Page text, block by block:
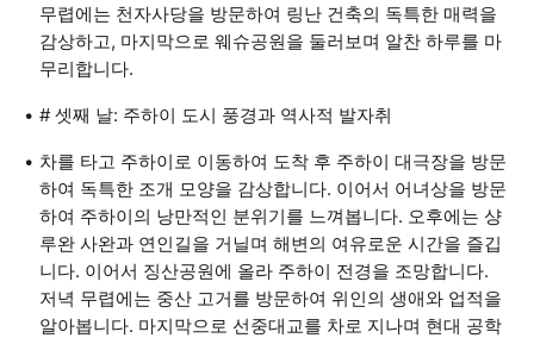
무렵에는 천자사당을 방문하여 링난 건축의 독특한 매력을
감상하고, 마지막으로 웨슈공원을 둘러보며 알찬 하루를 마
무리합니다.
# 셋째 날: 주하이 도시 풍경과 역사적 발자취
차를 타고 주하이로 이동하여 도착 후 주하이 대극장을 방문
하여 독특한 조개 모양을 감상합니다. 이어서 어녀상을 방문
하여 주하이의 낭만적인 분위기를 느껴봅니다. 오후에는 샹
루완 사완과 연인길을 거닐며 해변의 여유로운 시간을 즐깁
니다. 이어서 징산공원에 올라 주하이 전경을 조망합니다.
저녁 무렵에는 중산 고거를 방문하여 위인의 생애와 업적을
알아봅니다. 마지막으로 선중대교를 차로 지나며 현대 공학